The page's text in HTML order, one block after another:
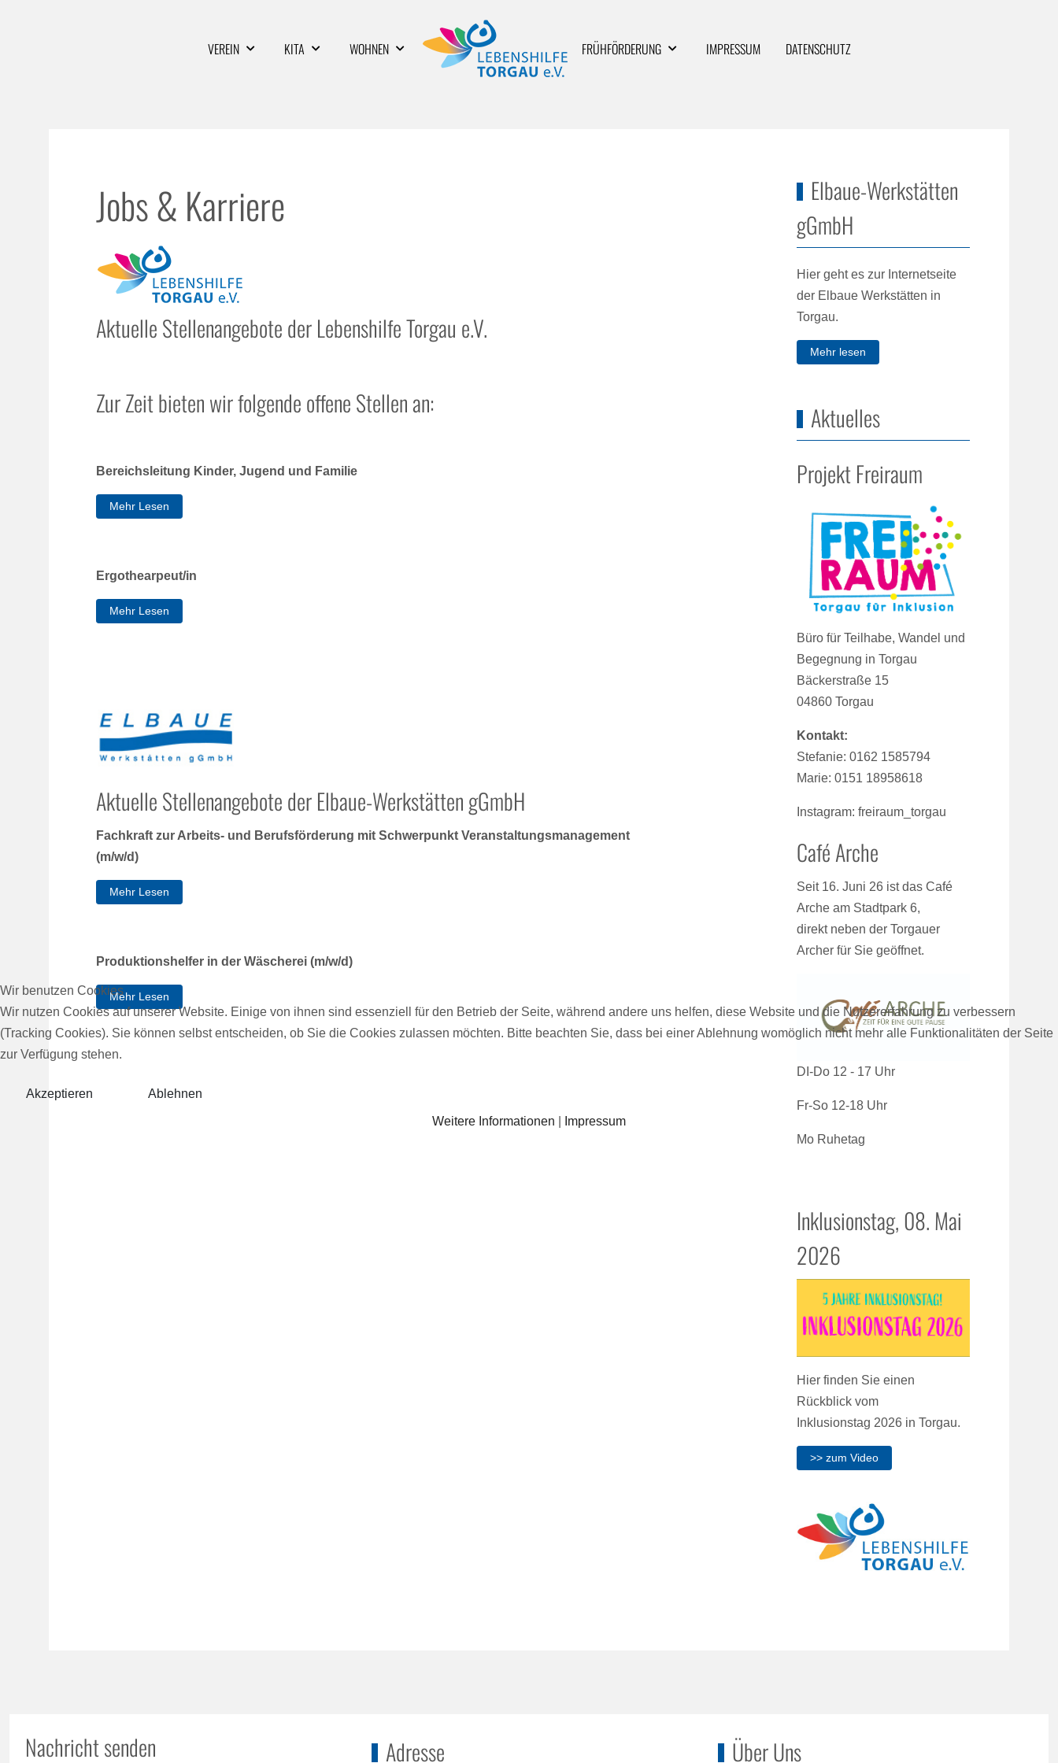
VEREIN KITA WOHNEN FRÜHFÖRDERUNG IMPRESSUM DATENSCHUTZ
Jobs & Karriere
Aktuelle Stellenangebote der Lebenshilfe Torgau e.V.
Zur Zeit bieten wir folgende offene Stellen an:
Bereichsleitung Kinder, Jugend und Familie
Mehr Lesen
Ergothearpeut/in
Mehr Lesen
Aktuelle Stellenangebote der Elbaue-Werkstätten gGmbH
Fachkraft zur Arbeits- und Berufsförderung mit Schwerpunkt Veranstaltungsmanagement
(m/w/d)
Mehr Lesen
Produktionshelfer in der Wäscherei (m/w/d)
Mehr Lesen
Elbaue-Werkstätten
gGmbH
Hier geht es zur Internetseite
der Elbaue Werkstätten in
Torgau.
Mehr lesen
Aktuelles
Projekt Freiraum
Büro für Teilhabe, Wandel und
Begegnung in Torgau
Bäckerstraße 15
04860 Torgau
Kontakt:
Stefanie: 0162 1585794
Marie: 0151 18958618
Instagram: freiraum_torgau
Café Arche
Seit 16. Juni 26 ist das Café
Arche am Stadtpark 6,
direkt neben der Torgauer
Archer für Sie geöffnet.
DI-Do 12 - 17 Uhr
Fr-So 12-18 Uhr
Mo Ruhetag
Inklusionstag, 08. Mai
2026
Hier finden Sie einen
Rückblick vom
Inklusionstag 2026 in Torgau.
>> zum Video
Nachricht senden Adresse Über Uns
Wir benutzen Cookies
Wir nutzen Cookies auf unserer Website. Einige von ihnen sind essenziell für den Betrieb der Seite, während andere uns helfen, diese Website und die Nutzererfahrung zu verbessern
(Tracking Cookies). Sie können selbst entscheiden, ob Sie die Cookies zulassen möchten. Bitte beachten Sie, dass bei einer Ablehnung womöglich nicht mehr alle Funktionalitäten der Seite
zur Verfügung stehen.
Akzeptieren Ablehnen
Weitere Informationen Impressum